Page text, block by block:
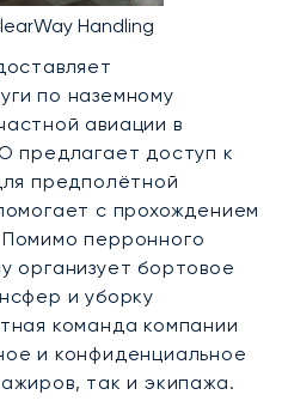
Handling
по наземному
авиации в
предлагает доступ к
предполётной
с прохождением
перронного
организует бортовое
и уборку
команда компании
и конфиденциальное
так и экипажа.